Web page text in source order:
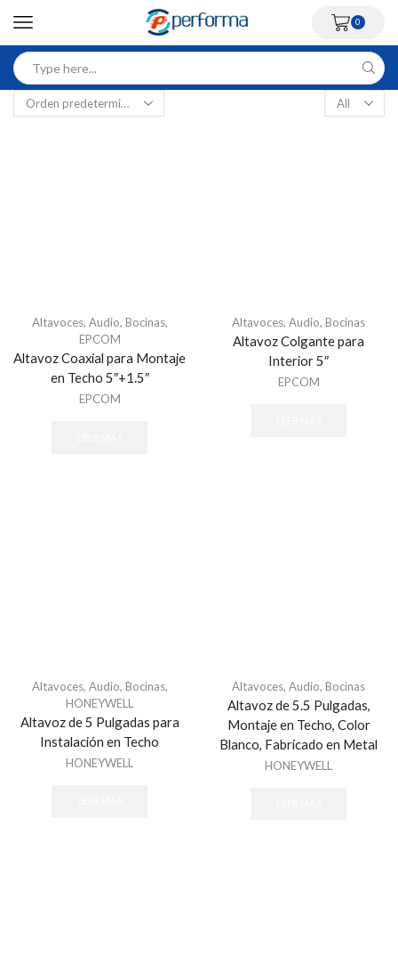
0
Altavoces, Audio, Bocinas,
EPCOM
Altavoz Coaxial para Montaje
en Techo 5″+1.5″
EPCOM
Altavoces, Audio, Bocinas
Altavoz Colgante para
Interior 5″
EPCOM
Altavoces, Audio, Bocinas,
HONEYWELL
Altavoz de 5 Pulgadas para
Instalación en Techo
HONEYWELL
Altavoces, Audio, Bocinas
Altavoz de 5.5 Pulgadas,
Montaje en Techo, Color
Blanco, Fabricado en Metal
HONEYWELL